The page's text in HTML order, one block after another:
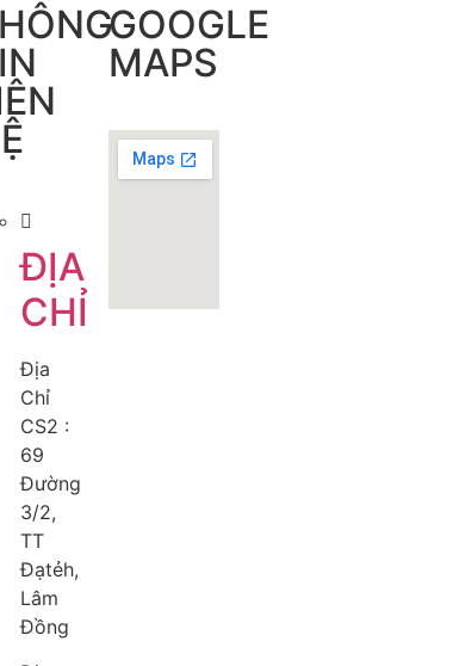
ĐỊA
CHỈ
Địa
Chỉ
CS2 :
69
Đường
3/2,
TT
Đạtẻh,
Lâm
Đồng
GOOGLE
MAPS